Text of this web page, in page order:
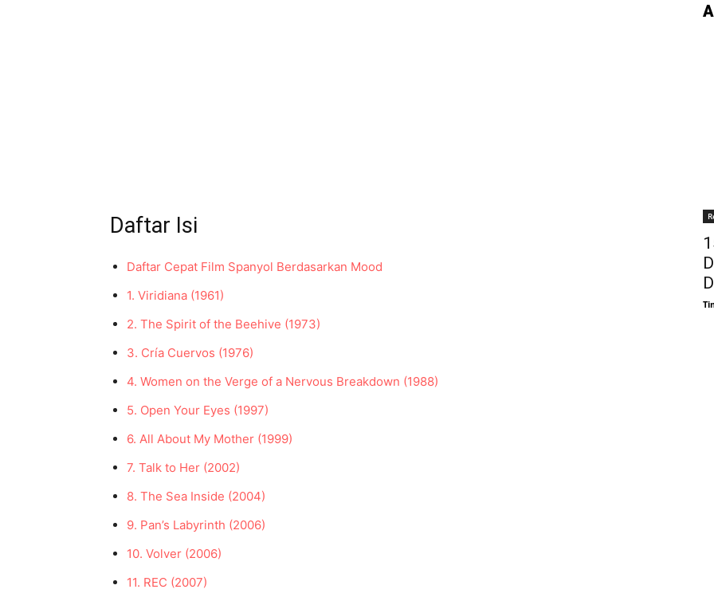
Daftar Isi
Daftar Cepat Film Spanyol Berdasarkan Mood
1. Viridiana (1961)
2. The Spirit of the Beehive (1973)
3. Cría Cuervos (1976)
4. Women on the Verge of a Nervous Breakdown (1988)
5. Open Your Eyes (1997)
6. All About My Mother (1999)
7. Talk to Her (2002)
8. The Sea Inside (2004)
9. Pan’s Labyrinth (2006)
10. Volver (2006)
11. REC (2007)